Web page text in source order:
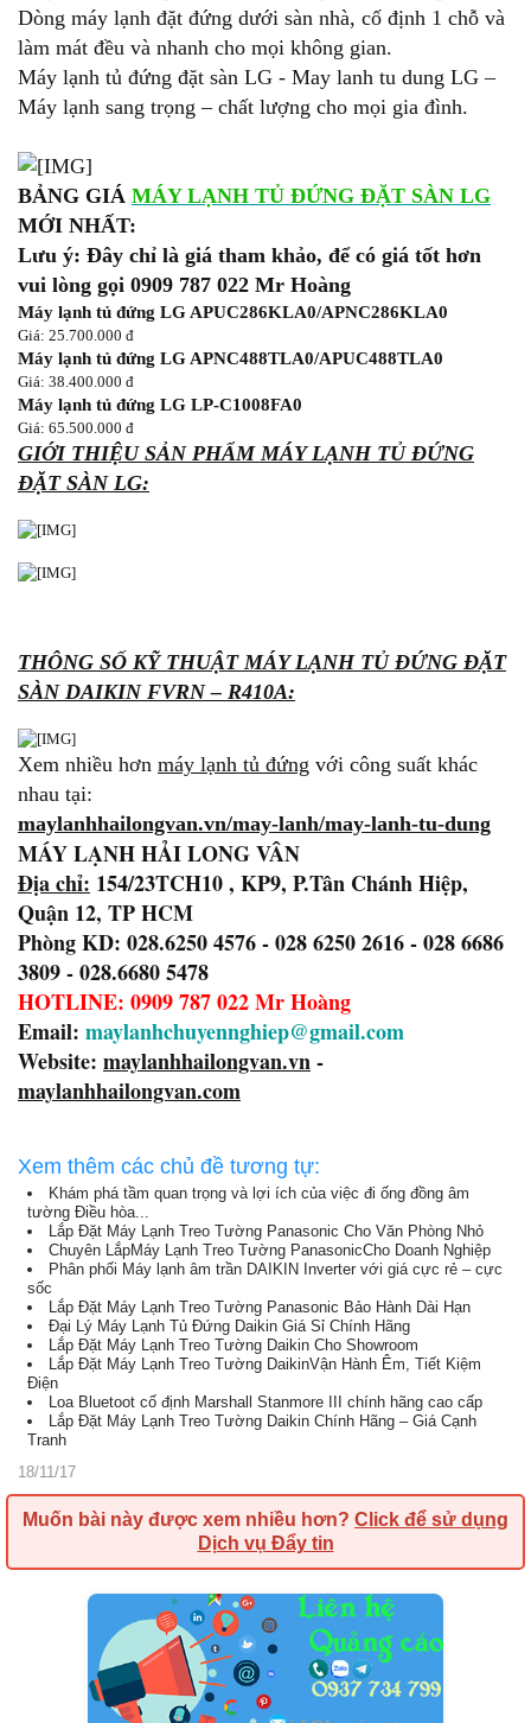
Dòng máy lạnh đặt đứng dưới sàn nhà, cố định 1 chỗ và
làm mát đều và nhanh cho mọi không gian.
Máy lạnh tủ đứng đặt sàn LG - May lanh tu dung LG –
Máy lạnh sang trọng – chất lượng cho mọi gia đình.
BẢNG GIÁ MÁY LẠNH TỦ ĐỨNG ĐẶT SÀN LG
MỚI NHẤT:
Lưu ý: Đây chỉ là giá tham khảo, để có giá tốt hơn
vui lòng gọi 0909 787 022 Mr Hoàng
Máy lạnh tủ đứng LG APUC286KLA0/APNC286KLA0
Giá: 25.700.000 đ
Máy lạnh tủ đứng LG APNC488TLA0/APUC488TLA0
Giá: 38.400.000 đ
Máy lạnh tủ đứng LG LP-C1008FA0
Giá: 65.500.000 đ
GIỚI THIỆU SẢN PHẨM MÁY LẠNH TỦ ĐỨNG
ĐẶT SÀN LG:
THÔNG SỐ KỸ THUẬT MÁY LẠNH TỦ ĐỨNG ĐẶT
SÀN DAIKIN FVRN – R410A:
Xem nhiều hơn máy lạnh tủ đứng với công suất khác
nhau tại:
maylanhhailongvan.vn/may-lanh/may-lanh-tu-dung
MÁY LẠNH HẢI LONG VÂN
Địa chỉ: 154/23TCH10 , KP9, P.Tân Chánh Hiệp,
Quận 12, TP HCM
Phòng KD: 028.6250 4576 - 028 6250 2616 - 028 6686
3809 - 028.6680 5478
HOTLINE: 0909 787 022 Mr Hoàng
Email: maylanhchuyennghiep@gmail.com
Website: maylanhhailongvan.vn-
maylanhhailongvan.com
Xem thêm các chủ đề tương tự:
Khám phá tầm quan trọng và lợi ích của việc đi ống đồng âm
tường Điều hòa...
Lắp Đặt Máy Lạnh Treo Tường Panasonic Cho Văn Phòng Nhỏ
Chuyên LắpMáy Lạnh Treo Tường PanasonicCho Doanh Nghiệp
Phân phối Máy lạnh âm trần DAIKIN Inverter với giá cực rẻ – cực
sốc
Lắp Đặt Máy Lạnh Treo Tường Panasonic Bảo Hành Dài Hạn
Đại Lý Máy Lạnh Tủ Đứng Daikin Giá Sỉ Chính Hãng
Lắp Đặt Máy Lạnh Treo Tường Daikin Cho Showroom
Lắp Đặt Máy Lạnh Treo Tường DaikinVận Hành Êm, Tiết Kiệm
Điện
Loa Bluetoot cố định Marshall Stanmore III chính hãng cao cấp
Lắp Đặt Máy Lạnh Treo Tường Daikin Chính Hãng – Giá Cạnh
Tranh
18/11/17
Muốn bài này được xem nhiều hơn? Click để sử dụng
Dịch vụ Đẩy tin